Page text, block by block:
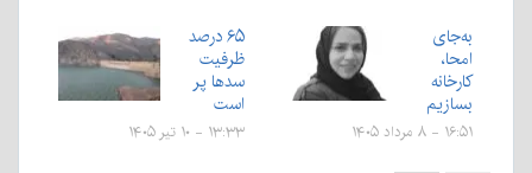
به‌جای
امحا،
کارخانه
بسازیم
۱۶:۵۱ - ۸ مرداد ۱۴۰۵
۶۵ درصد
ظرفیت
سدها پر
است
۱۳:۳۳ - ۱۰ تیر ۱۴۰۵